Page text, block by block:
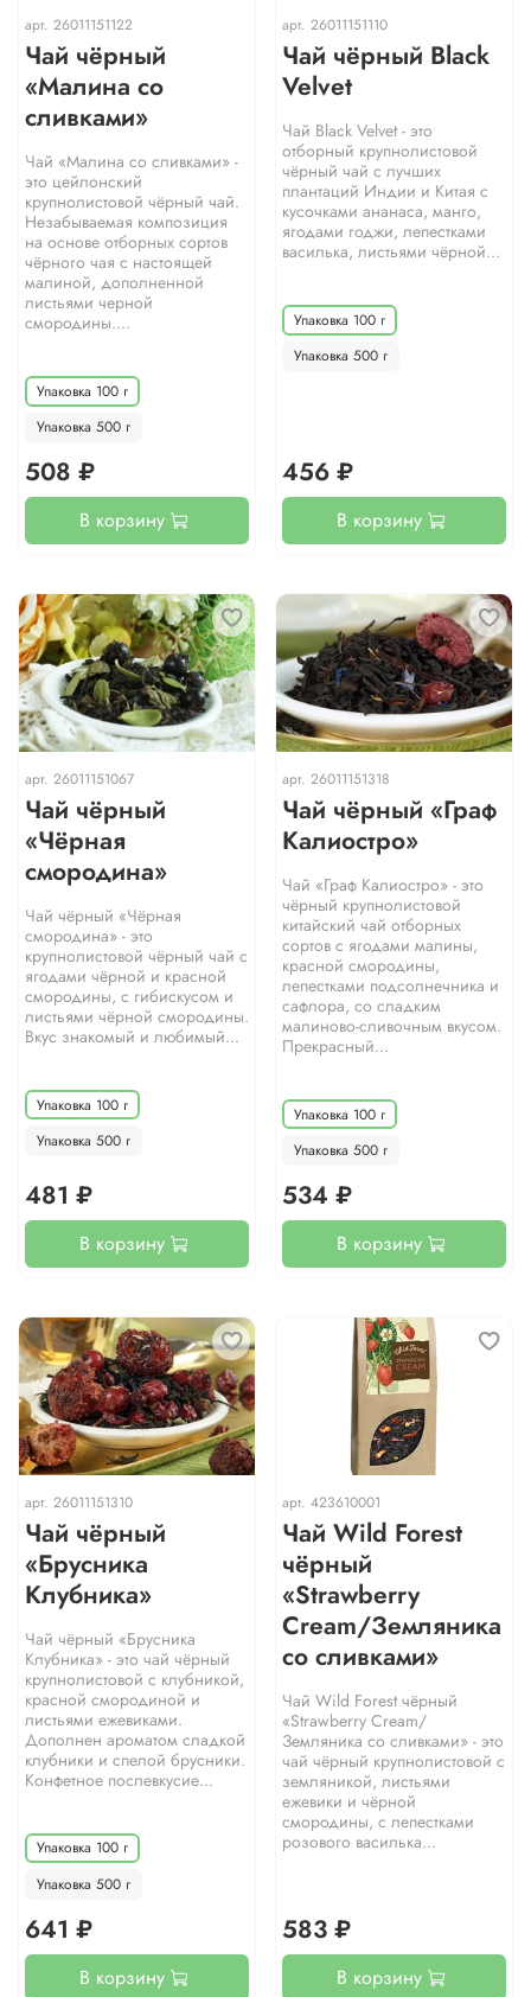
арт. 26011151122
Чай чёрный
«Малина со
сливками»
Чай «Малина со сливками» -
это цейлонский
крупнолистовой чёрный чай.
Незабываемая композиция
на основе отборных сортов
чёрного чая с настоящей
малиной, дополненной
листьями черной
смородины....
Упаковка 100 г
Упаковка 500 г
508 ₽
В корзину
арт. 26011151110
Чай чёрный Black
Velvet
Чай Black Velvet - это
отборный крупнолистовой
чёрный чай с лучших
плантаций Индии и Китая с
кусочками ананаса, манго,
ягодами годжи, лепестками
василька, листьями чёрной...
Упаковка 100 г
Упаковка 500 г
456 ₽
В корзину
арт. 26011151067
Чай чёрный
«Чёрная
смородина»
Чай чёрный «Чёрная
смородина» - это
крупнолистовой чёрный чай с
ягодами чёрной и красной
смородины, с гибискусом и
листьями чёрной смородины.
Вкус знакомый и любимый...
Упаковка 100 г
Упаковка 500 г
481 ₽
В корзину
арт. 26011151318
Чай чёрный «Граф
Калиостро»
Чай «Граф Калиостро» - это
чёрный крупнолистовой
китайский чай отборных
сортов с ягодами малины,
красной смородины,
лепестками подсолнечника и
сафлора, со сладким
малиново-сливочным вкусом.
Прекрасный...
Упаковка 100 г
Упаковка 500 г
534 ₽
В корзину
арт. 26011151310
Чай чёрный
«Брусника
Клубника»
Чай чёрный «Брусника
Клубника» - это чай чёрный
крупнолистовой с клубникой,
красной смородиной и
листьями ежевиками.
Дополнен ароматом сладкой
клубники и спелой брусники.
Конфетное послевкусие...
Упаковка 100 г
Упаковка 500 г
641 ₽
В корзину
арт. 423610001
Чай Wild Forest
чёрный
«Strawberry
Cream/Земляника
со сливками»
Чай Wild Forest чёрный
«Strawberry Cream/
Земляника со сливками» - это
чай чёрный крупнолистовой с
земляникой, листьями
ежевики и чёрной
смородины, с лепестками
розового василька...
583 ₽
В корзину